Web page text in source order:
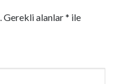
Gerekli alanlar* ile